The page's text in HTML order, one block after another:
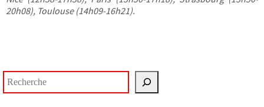
20h08), Toulouse (14h09-16h21).